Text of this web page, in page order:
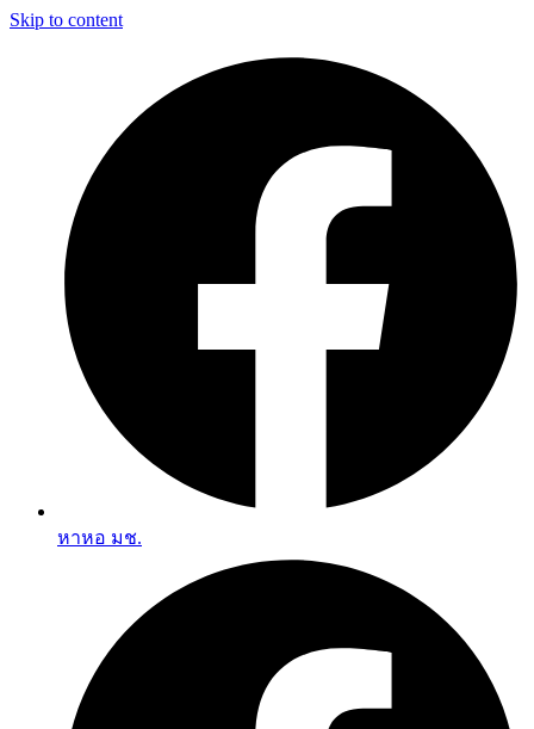
Skip to content
หาหอ มช.